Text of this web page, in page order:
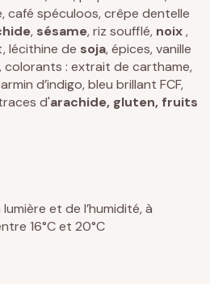
café spéculoos, crêpe dentelle
, sésame, riz soufflé, noix,
lécithine de soja, épices, vanille
, colorants : extrait de carthame,
d’indigo, bleu brillant FCF,
d'arachide, gluten, fruits
et de l’humidité, à
16°C et 20°C